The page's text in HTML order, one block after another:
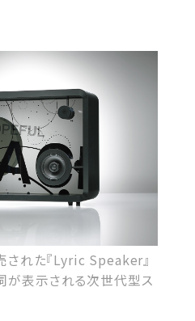
された『Lyric Speaker』
が表示される次世代型ス